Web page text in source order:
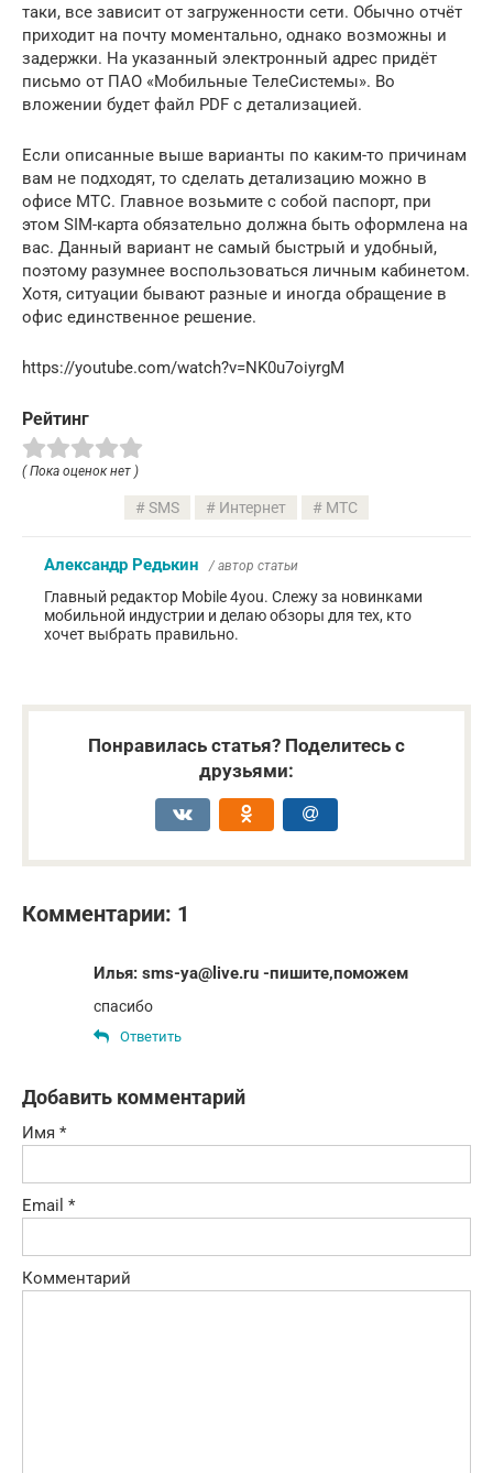
таки, все зависит от загруженности сети. Обычно отчёт
приходит на почту моментально, однако возможны и
задержки. На указанный электронный адрес придёт
письмо от ПАО «Мобильные ТелеСистемы». Во
вложении будет файл PDF с детализацией.
Если описанные выше варианты по каким-то причинам
вам не подходят, то сделать детализацию можно в
офисе МТС. Главное возьмите с собой паспорт, при
этом SIM-карта обязательно должна быть оформлена на
вас. Данный вариант не самый быстрый и удобный,
поэтому разумнее воспользоваться личным кабинетом.
Хотя, ситуации бывают разные и иногда обращение в
офис единственное решение.
https://youtube.com/watch?v=NK0u7oiyrgM
Рейтинг
( Пока оценок нет )
SMS Интернет МТС
Александр Редькин / автор статьи
Главный редактор Mobile 4you. Слежу за новинками
мобильной индустрии и делаю обзоры для тех, кто
хочет выбрать правильно.
Понравилась статья? Поделитесь с
друзьями:
Комментарии: 1
Илья: sms-ya@live.ru -пишите,поможем
спасибо
Ответить
Добавить комментарий
Имя *
Email *
Комментарий